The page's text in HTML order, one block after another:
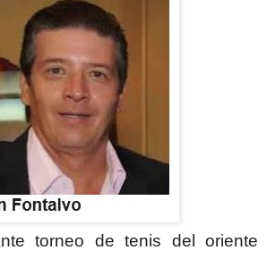
torneo de tenis del oriente